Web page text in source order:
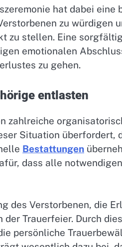
hat dabei eine
zu würdigen
zu stellen. Eine
emotionalen
zu gehen.
entlasten
zahlreiche
Situation überfordert,
Bestattungen
dass alle
des Verstorbenen, die
der Trauerfeier. Durch
persönliche